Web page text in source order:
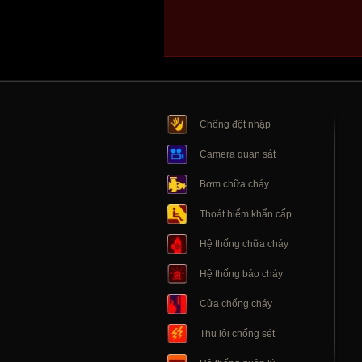
Chống đột nhập
Camera quan sát
Bơm chữa cháy
Thoát hiểm khẩn cấp
Hệ thống chữa cháy
Hệ thống báo cháy
Cửa chống cháy
Thu lôi chống sét